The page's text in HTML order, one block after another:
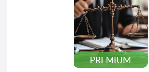
PREMIUM